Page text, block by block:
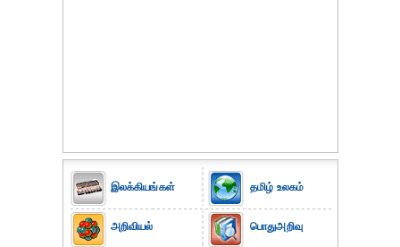
இலக்கியங்கள்
அறிவியல்
தமிழ் உலகம்
பொதுஅறிவு